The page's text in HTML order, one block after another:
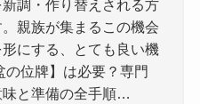
調・作り替えされる方
親族が集まるこの機会
にする、とても良い機
位牌】は必要？専門
と準備の全手順…